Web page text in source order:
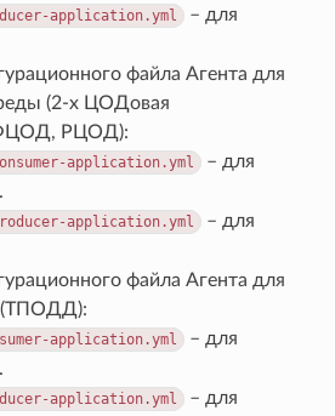
application.yml – для
файла Агента для
(2-х ЦОДовая
ФЦОД, РЦОД):
application.yml – для
application.yml – для
файла Агента для
(ТПОДД):
application.yml – для
application.yml – для